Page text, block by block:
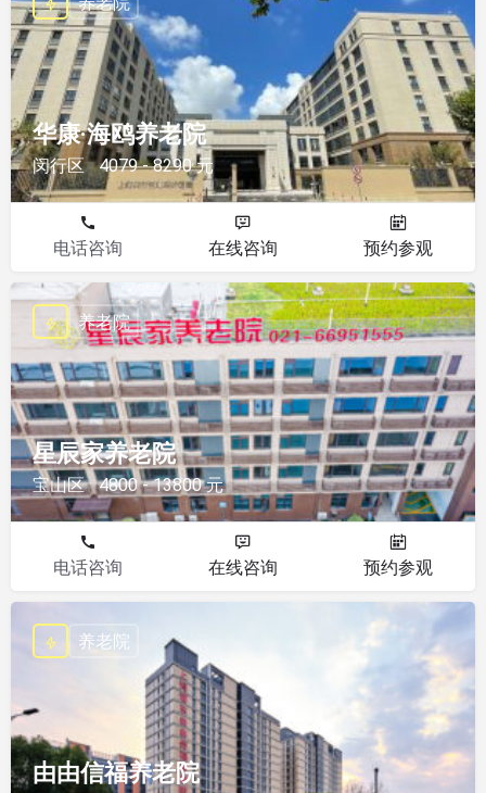
华康·海鸥养老院
闵行区 4079 - 8290 元
电话咨询 在线咨询 预约参观
星辰家养老院
宝山区 4800 - 13800 元
养老院
电话咨询 在线咨询 预约参观
由由信福养老院
养老院